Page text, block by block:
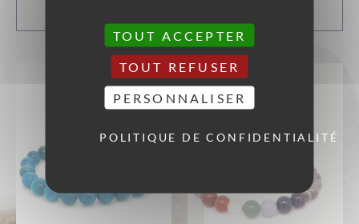
TOUT ACCEPTER
TOUT REFUSER
PERSONNALISER
POLITIQUE DE CONFIDENTIALITÉ